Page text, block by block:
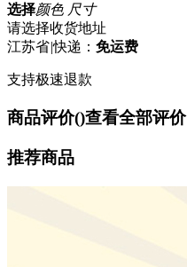
选择颜色 尺寸
请选择收货地址
江苏省|快递： 免运费
支持极速退款
商品评价()查看全部评价
推荐商品